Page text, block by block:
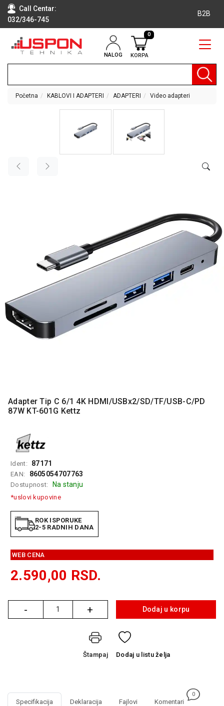
Call Centar:
032/346-745
B2B
NALOG KORPA
0
RAČUNARI
TEHNIKA
VIDEO
TELEFONI
MALI
KUĆNI
APARATI
RAČUNARSKE
KOMPONENTE
PERIFERIJE
EELEKTRO
ZAŠTITA
SISTEMI
MREŽNA
SKENERI I
I KAMERE
OPREMA
Početna KABLOVI I ADAPTERI ADAPTERI Video adapteri
Adapter Tip C 6/1 4K HDMI/USBx2/SD/TF/USB-C/PD
87W KT-601G Kettz
Ident: 87171
EAN: 8605054707763
Dostupnost: Na stanju
*uslovi kupovine
ROK ISPORUKE
2-5 RADNIH DANA
WEB CENA
2.590,00 RSD.
-
Količina + Dodaj u korpu
Štampaj Dodaj u listu želja
Specifikacija Deklaracija Fajlovi Komentari
0